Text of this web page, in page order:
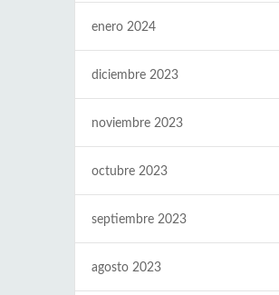
enero 2024
diciembre 2023
noviembre 2023
octubre 2023
septiembre 2023
agosto 2023